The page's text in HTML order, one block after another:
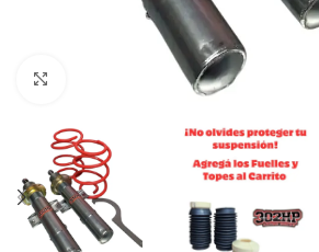
Haga Click para agrandar